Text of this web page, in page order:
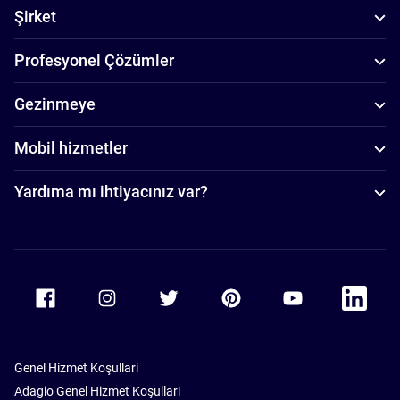
Şirket
Profesyonel Çözümler
Gezinmeye
Mobil hizmetler
Yardıma mı ihtiyacınız var?
Accor Facebook Accor TwitterAccor PinterestAccor Youtube
Accor
Genel Hizmet Koşullari
Adagio Genel Hizmet Koşullari